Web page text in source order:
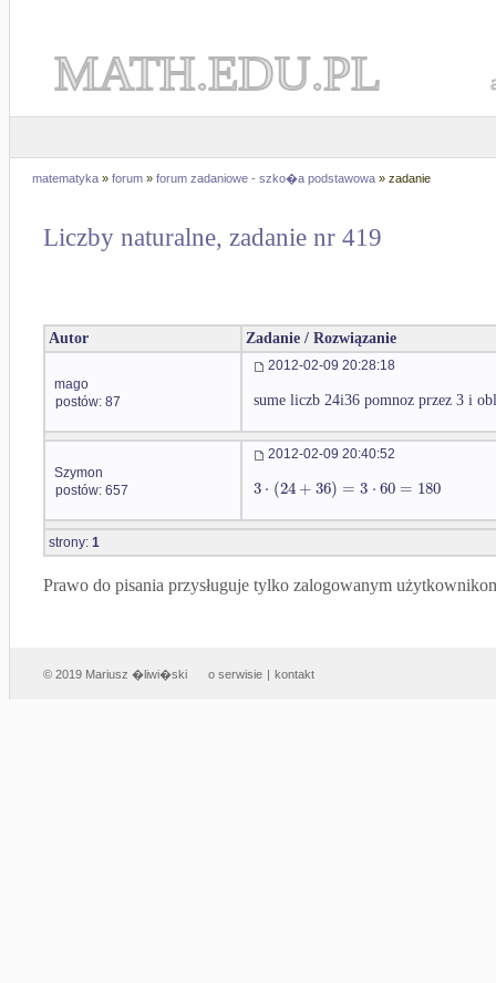
MATH.EDU.PL
matematyka » forum » forum zadaniowe - szko�a podstawowa » zadanie
Liczby naturalne, zadanie nr 419
Autor Zadanie / Rozwiązanie
mago
postów: 87
2012-02-09 20:28:18
sume liczb 24i36 pomnoz przez 3 i
Szymon
postów: 657
2012-02-09 20:40:52
3⋅ (24+36) = 3 ⋅60 = 180
strony: 1
Prawo do pisania przysługuje tylko zalogowanym
© 2019 Mariusz �liwi�ski o serwisie | kontakt